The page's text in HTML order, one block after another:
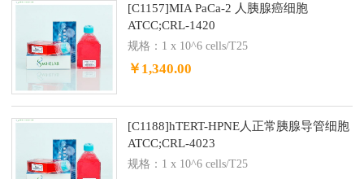
[C1157]MIA PaCa-2 人胰腺癌细胞
ATCC;CRL-1420
规格：1 x 10^6 cells/T25
￥1,340.00
[C1188]hTERT-HPNE人正常胰腺导管细胞
ATCC;CRL-4023
规格：1 x 10^6 cells/T25